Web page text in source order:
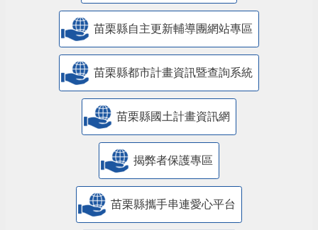
苗栗縣自主更新輔導團網站專區
苗栗縣都市計畫資訊暨查詢系統
苗栗縣國土計畫資訊網
揭弊者保護專區
苗栗縣攜手串連愛心平台